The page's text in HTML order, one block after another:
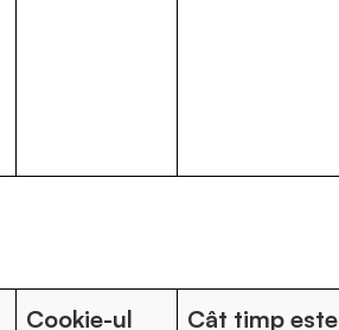
Cookie-ul Cât timp este